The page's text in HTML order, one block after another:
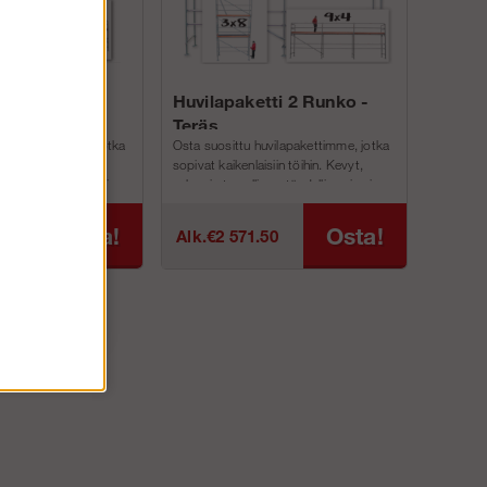
jotka
täydellinen juuri
Osta!
Huvilapaketti 2 Runko -
Teräs
Osta suosittu huvilapakettimme, jotka
sopivat kaikenlaisiin töihin. Kevyt,
vahva ja turvallinen, täydellinen juuri
sinun projekteihin!Olem...
Alk.€2 571.50 Osta!